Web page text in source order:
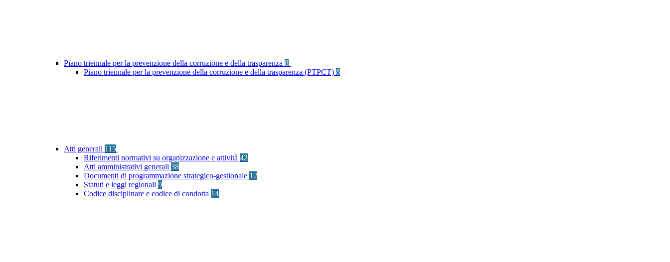
Piano triennale per la prevenzione della corruzione e della trasparenza 8
Piano triennale per la prevenzione della corruzione e della trasparenza (PTPCT) 8
Atti generali 115
Riferimenti normativi su organizzazione e attività 42
Atti amministrativi generali 38
Documenti di programmazione strategico-gestionale 12
Statuti e leggi regionali 9
Codice disciplinare e codice di condotta 14